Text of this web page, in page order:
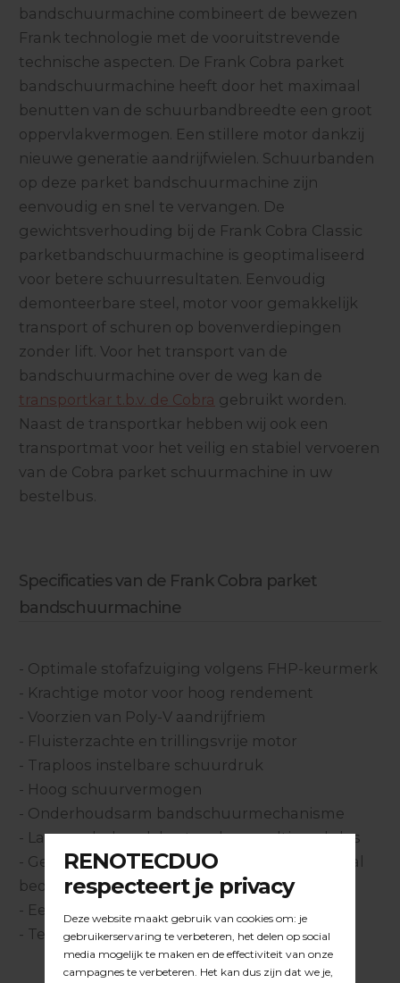
bandschuurmachine combineert de bewezen
Frank technologie met de vooruitstrevende
technische aspecten. De Frank Cobra parket
bandschuurmachine heeft door het maximaal
benutten van de schuurbandbreedte een groot
oppervlakvermogen. Een stillere motor dankzij
nieuwe generatie aandrijfwielen. Schuurbanden
op deze parket bandschuurmachine zijn
eenvoudig en snel te vervangen. De
gewichtsverhouding bij de Frank Cobra Classic
parketbandschuurmachine is geoptimaliseerd
voor betere schuurresultaten. Eenvoudig
demonteerbare steel, motor voor gemakkelijk
transport of schuren op bovenverdiepingen
zonder lift. Voor het transport van de
bandschuurmachine over de weg kan de
transportkar t.b.v. de Cobra gebruikt worden.
Naast de transportkar hebben wij ook een
transportmat voor het veilig en stabiel vervoeren
van de Cobra parket schuurmachine in uw
bestelbus.
Specificaties van de Frank Cobra parket
bandschuurmachine
- Optimale stofafzuiging volgens FHP-keurmerk
- Krachtige motor voor hoog rendement
- Voorzien van Poly-V aandrijfriem
- Fluisterzachte en trillingsvrije motor
- Traploos instelbare schuurdruk
- Hoog schuurvermogen
- Onderhoudsarm bandschuurmechanisme
- Lage onderhoudskosten door multi modules
- Gepatenteerd liftmechanisme voor maximaal
bedieningsgemak
- Eenvoudig te demonteren voor transport
- Te transporteren op de transportkar